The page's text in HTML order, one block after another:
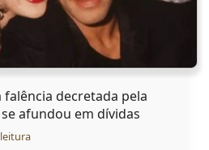
falência decretada pela
afundou em dívidas